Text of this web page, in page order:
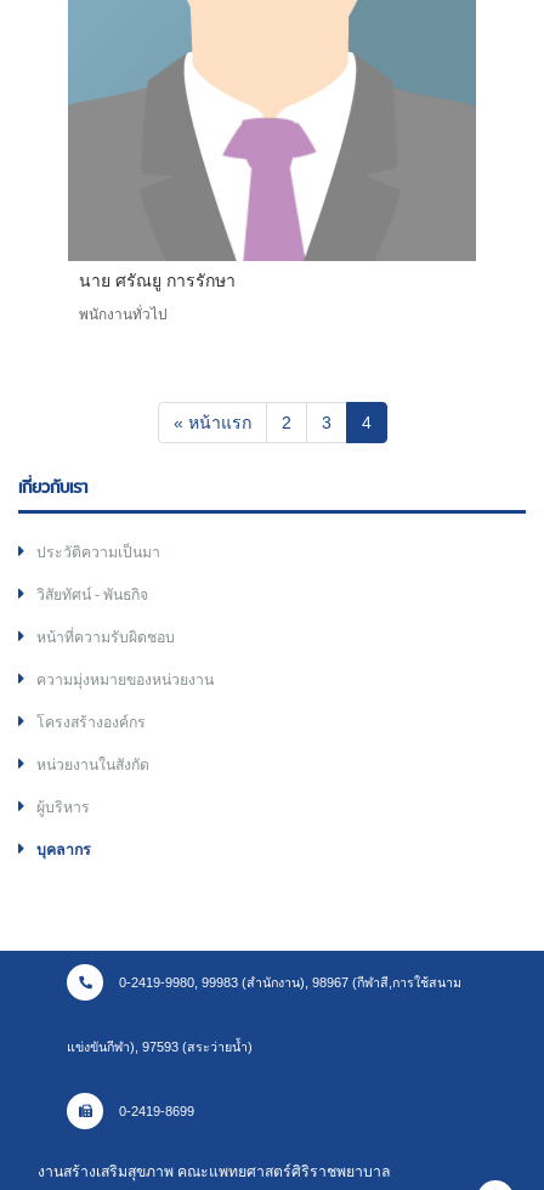
นาย ศรัณยู การรักษา
พนักงานทั่วไป
« หน้าแรก 2 3 4(current)
เกี่ยวกับเรา
ประวัติความเป็นมา
วิสัยทัศน์ - พันธกิจ
หน้าที่ความรับผิดชอบ
ความมุ่งหมายของหน่วยงาน
โครงสร้างองค์กร
หน่วยงานในสังกัด
ผู้บริหาร
บุคลากร
0-2419-9980, 99983 (สำนักงาน), 98967 (กีฬาสี,การใช้สนาม
แข่งขันกีฬา), 97593 (สระว่ายน้ำ)
0-2419-8699
งานสร้างเสริมสุขภาพ คณะแพทยศาสตร์ศิริราชพยาบาล